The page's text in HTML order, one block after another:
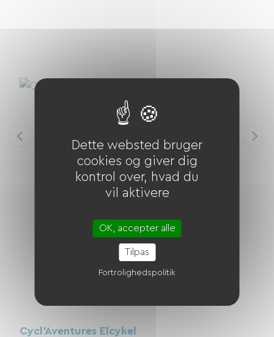
Cycl'Aventures Elcykel
Dette websted bruger
cookies og giver dig
kontrol over, hvad du
vil aktivere
OK, accepter alle
Tilpas
Fortrolighedspolitik